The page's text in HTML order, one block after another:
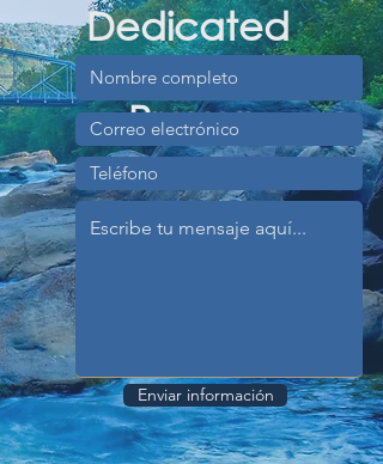
Dedicated
Determined
Proven
Enviar información